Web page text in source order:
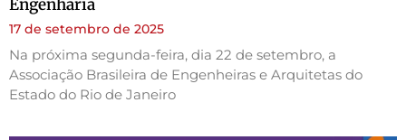
Engenharia
17 de setembro de 2025
Na próxima segunda-feira, dia 22 de setembro, a
Associação Brasileira de Engenheiras e Arquitetas do
Estado do Rio de Janeiro